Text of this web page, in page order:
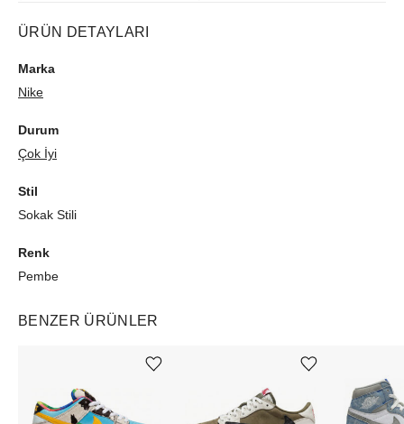
ÜRÜN DETAYLARI
Marka
Nike
Durum
Çok İyi
Stil
Sokak Stili
Renk
Pembe
BENZER ÜRÜNLER
Ürünü istek listesine ekle veya listeden çıkar Ürünü istek listesine ekle veya listeden çıkar